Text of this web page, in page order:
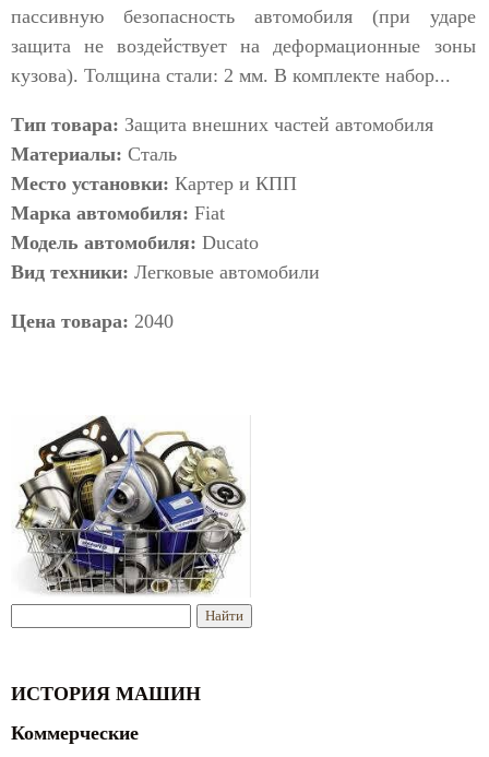
пассивную безопасность автомобиля (при ударе
защита не воздействует на деформационные зоны
кузова). Толщина стали: 2 мм. В комплекте набор...
Тип товара: Защита внешних частей автомобиля
Материалы: Сталь
Место установки: Картер и КПП
Марка автомобиля: Fiat
Модель автомобиля: Ducato
Вид техники: Легковые автомобили
Цена товара: 2040
ИСТОРИЯ МАШИН
Коммерческие